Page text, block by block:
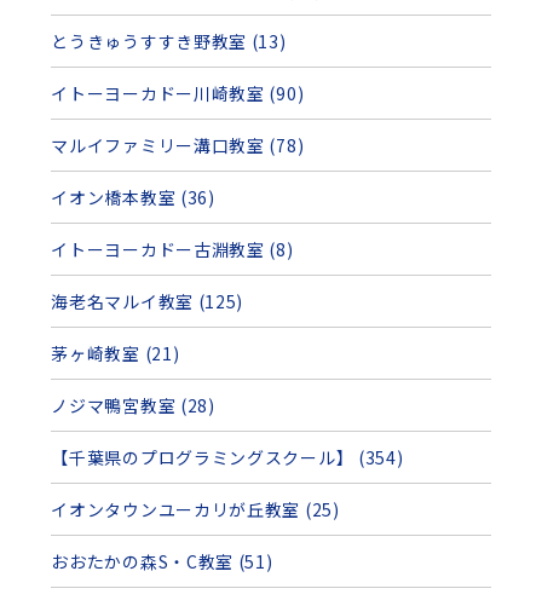
とうきゅうすすき野教室 (13)
イトーヨーカドー川崎教室 (90)
マルイファミリー溝口教室 (78)
イオン橋本教室 (36)
イトーヨーカドー古淵教室 (8)
海老名マルイ教室 (125)
茅ヶ崎教室 (21)
ノジマ鴨宮教室 (28)
【千葉県のプログラミングスクール】 (354)
イオンタウンユーカリが丘教室 (25)
おおたかの森S・C教室 (51)